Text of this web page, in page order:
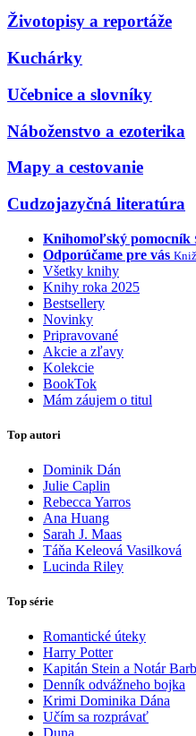
Životopisy a reportáže
Kuchárky
Učebnice a slovníky
Náboženstvo a ezoterika
Mapy a cestovanie
Cudzojazyčná literatúra
Knihomoľský pomocník
Odporúčame pre vás
Všetky knihy
Knihy roka 2025
Bestsellery
Novinky
Pripravované
Akcie a zľavy
Kolekcie
BookTok
Mám záujem o titul
Top autori
Dominik Dán
Julie Caplin
Rebecca Yarros
Ana Huang
Sarah J. Maas
Táňa Keleová Vasilková
Lucinda Riley
Top série
Romantické úteky
Harry Potter
Kapitán Stein a Notár
Denník odvážneho bojka
Krimi Dominika Dána
Učím sa rozprávať